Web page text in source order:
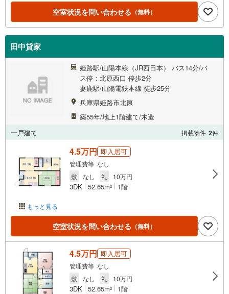
空室状況を問い合わせる （無料）
田中貸家
姫路駅/山陽本線（JR西日本） バス14分/バ
ス停：北原西口 停歩2分
妻鹿駅/山陽電鉄本線 徒歩25分
兵庫県姫路市北原
築55年/地上1階建て/木造
一戸建て
掲載物件 2件
もっと見る
4.5万円 即入居可
管理費等 なし
敷
なし 礼 10万円
3DK 52.65m2 1階
空室状況を問い合わせる （無料）
4.5万円 即入居可
管理費等 なし
敷
なし 礼 10万円
3DK 52.65m2 1階